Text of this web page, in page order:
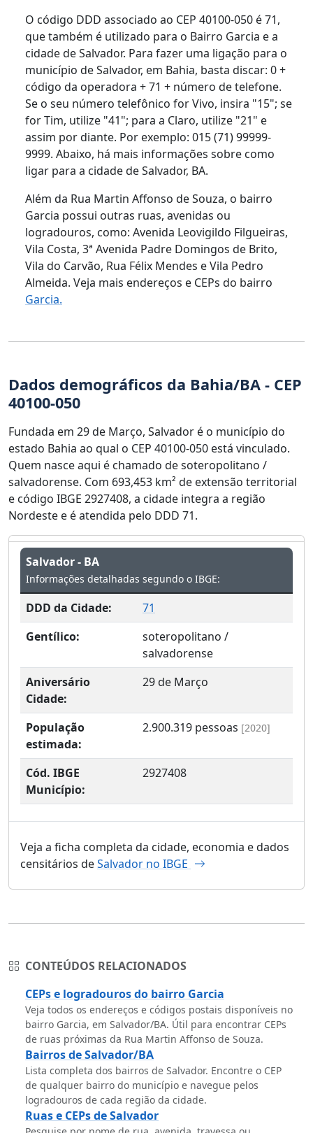
O código DDD associado ao CEP 40100-050 é 71,
que também é utilizado para o Bairro Garcia e a
cidade de Salvador. Para fazer uma ligação para o
município de Salvador, em Bahia, basta discar: 0 +
código da operadora + 71 + número de telefone.
Se o seu número telefônico for Vivo, insira "15"; se
for Tim, utilize "41"; para a Claro, utilize "21" e
assim por diante. Por exemplo: 015 (71) 99999-
9999. Abaixo, há mais informações sobre como
ligar para a cidade de Salvador, BA.
Além da Rua Martin Affonso de Souza, o bairro
Garcia possui outras ruas, avenidas ou
logradouros, como: Avenida Leovigildo Filgueiras,
Vila Costa, 3ª Avenida Padre Domingos de Brito,
Vila do Carvão, Rua Félix Mendes e Vila Pedro
Almeida. Veja mais endereços e CEPs do bairro
Garcia.
Dados demográficos da Bahia/BA - CEP
40100-050
Fundada em 29 de Março, Salvador é o município do
estado Bahia ao qual o CEP 40100-050 está vinculado.
Quem nasce aqui é chamado de soteropolitano /
salvadorense. Com 693,453 km² de extensão territorial
e código IBGE 2927408, a cidade integra a região
Nordeste e é atendida pelo DDD 71.
Salvador - BA
Informações detalhadas segundo o IBGE:
DDD da Cidade:
71
Gentílico:
soteropolitano /
salvadorense
Aniversário
Cidade:
29 de Março
População
estimada:
2.900.319 pessoas [2020]
Cód. IBGE
Município:
2927408
Veja a ficha completa da cidade, economia e dados
censitários deSalvador no IBGE
CONTEÚDOS RELACIONADOS
CEPs e logradouros do bairro Garcia
Veja todos os endereços e códigos postais disponíveis no
bairro Garcia, em Salvador/BA. Útil para encontrar CEPs
de ruas próximas da Rua Martin Affonso de Souza.
Bairros de Salvador/BA
Lista completa dos bairros de Salvador. Encontre o CEP
de qualquer bairro do município e navegue pelos
logradouros de cada região da cidade.
Ruas e CEPs de Salvador